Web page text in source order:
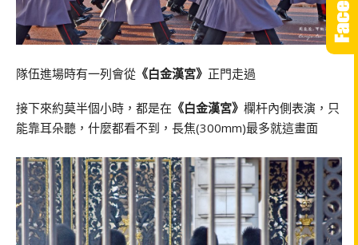
隊伍進場時有一列會從 《白金漢宮》 正門走過
接下來約莫半個小時，都是在 《白金漢宮》 欄杆內側表演，只
能靠耳朵聽，什麼都看不到，長焦(300mm)最多就這畫面